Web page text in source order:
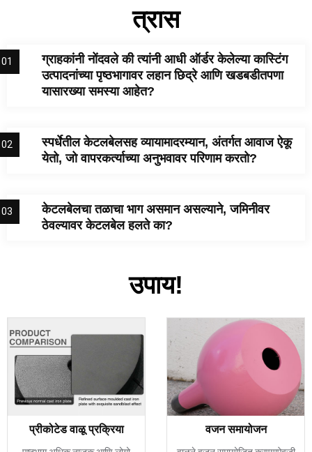
त्रास
ग्राहकांनी नोंदवले की त्यांनी आधी ऑर्डर केलेल्या कास्टिंग
उत्पादनांच्या पृष्ठभागावर लहान छिद्रे आणि खडबडीतपणा
यासारख्या समस्या आहेत?
01
स्पर्धेतील केटलबेलसह व्यायामादरम्यान, अंतर्गत आवाज ऐकू
येतो, जो वापरकर्त्याच्या अनुभवावर परिणाम करतो?
02
केटलबेलचा तळाचा भाग असमान असल्याने, जमिनीवर
ठेवल्यावर केटलबेल हलते का?
03
उपाय!
प्रीकोटेड वाळू प्रक्रिया वजन समायोजन